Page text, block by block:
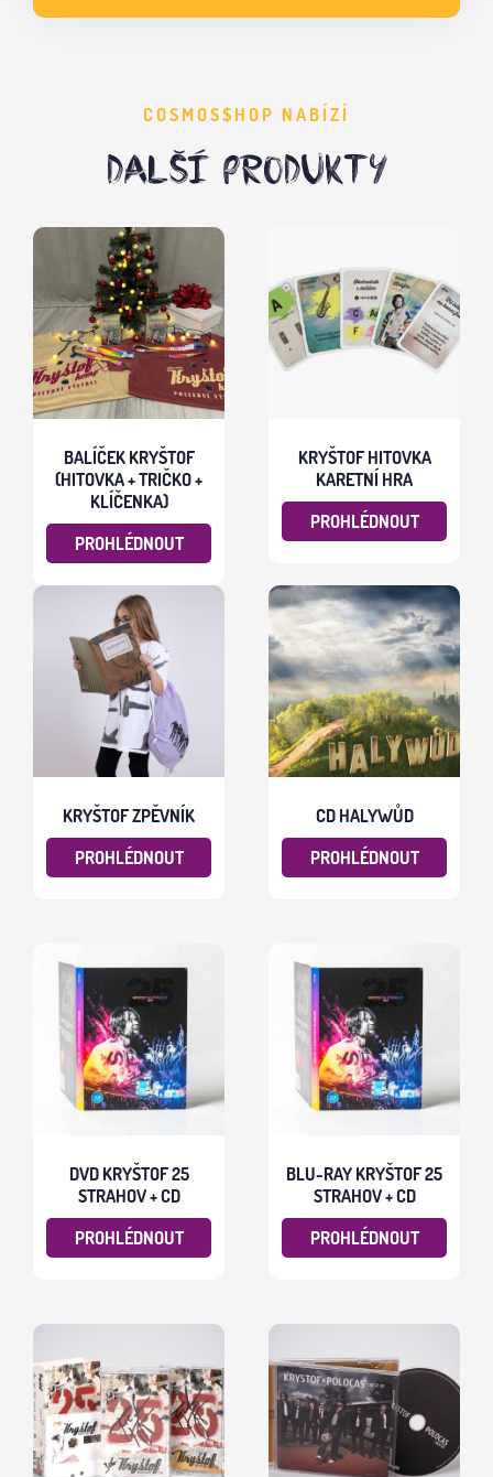
COSMOS$HOP NABÍZÍ
DALŠÍ PRODUKTY
BALÍČEK KRYŠTOF
(HITOVKA + TRIČKO +
KLÍČENKA)
PROHLÉDNOUT
KRYŠTOF HITOVKA
KARETNÍ HRA
PROHLÉDNOUT
KRYŠTOF ZPĚVNÍK
PROHLÉDNOUT
CD HALYWŮD
PROHLÉDNOUT
DVD KRYŠTOF 25
STRAHOV + CD
PROHLÉDNOUT
BLU-RAY KRYŠTOF 25
STRAHOV + CD
PROHLÉDNOUT